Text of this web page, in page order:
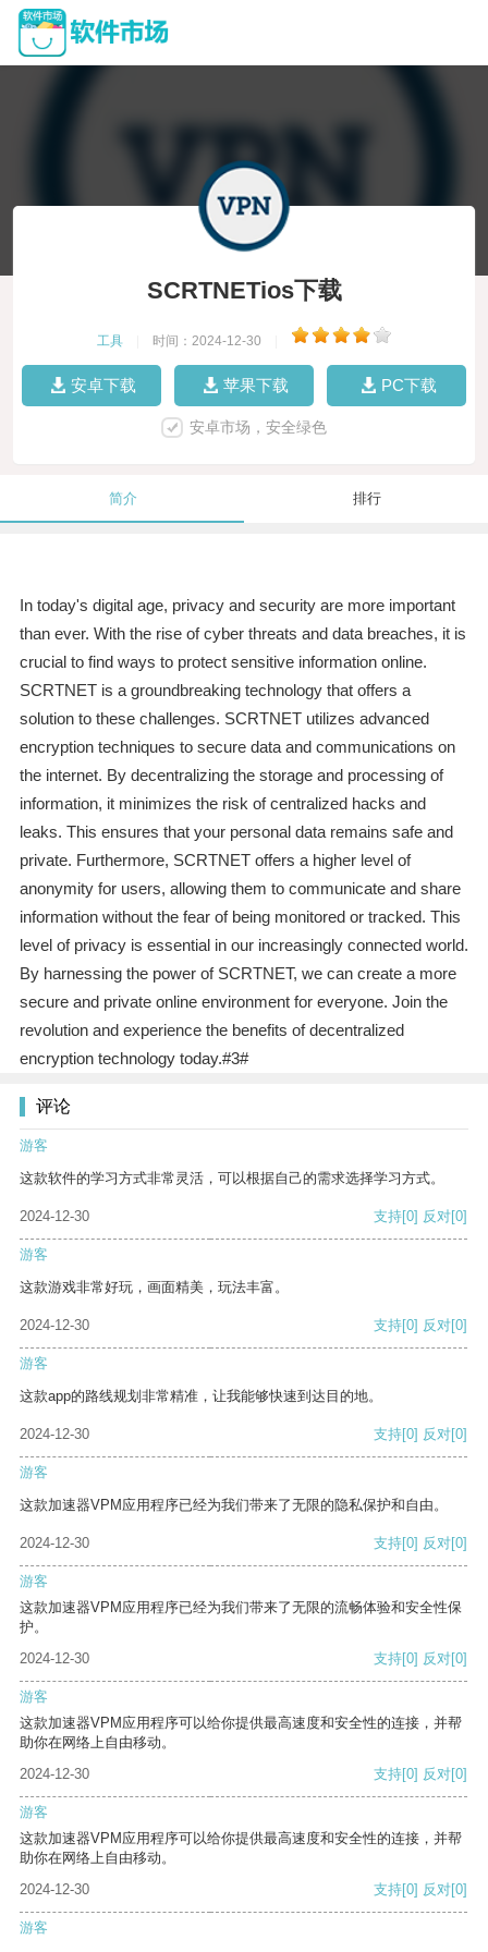
SCRTNETios下载
工具 时间：2024-12-30
安卓下载 苹果下载 PC下载
安卓市场，安全绿色
简介 排行
In today's digital age, privacy and security are more important
than ever. With the rise of cyber threats and data breaches, it is
crucial to find ways to protect sensitive information online.
SCRTNET is a groundbreaking technology that offers a
solution to these challenges. SCRTNET utilizes advanced
encryption techniques to secure data and communications on
the internet. By decentralizing the storage and processing of
information, it minimizes the risk of centralized hacks and
leaks. This ensures that your personal data remains safe and
private. Furthermore, SCRTNET offers a higher level of
anonymity for users, allowing them to communicate and share
information without the fear of being monitored or tracked. This
level of privacy is essential in our increasingly connected world.
By harnessing the power of SCRTNET, we can create a more
secure and private online environment for everyone. Join the
revolution and experience the benefits of decentralized
encryption technology today.#3#
评论
游客
这款软件的学习方式非常灵活，可以根据自己的需求选择学习方式。
2024-12-30 支持[0] 反对[0]
游客
这款游戏非常好玩，画面精美，玩法丰富。
2024-12-30 支持[0] 反对[0]
游客
这款app的路线规划非常精准，让我能够快速到达目的地。
2024-12-30 支持[0] 反对[0]
游客
这款加速器VPM应用程序已经为我们带来了无限的隐私保护和自由。
2024-12-30 支持[0] 反对[0]
游客
这款加速器VPM应用程序已经为我们带来了无限的流畅体验和安全性保
护。
2024-12-30
支持[0] 反对[0]
游客
这款加速器VPM应用程序可以给你提供最高速度和安全性的连接，并帮
助你在网络上自由移动。
2024-12-30
支持[0] 反对[0]
游客
这款加速器VPM应用程序可以给你提供最高速度和安全性的连接，并帮
助你在网络上自由移动。
2024-12-30
支持[0] 反对[0]
游客